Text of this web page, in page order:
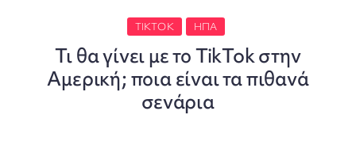
TIKTOK ΗΠΑ
Τι θα γίνει με το TikTok στην
Αμερική; ποια είναι τα πιθανά
σενάρια